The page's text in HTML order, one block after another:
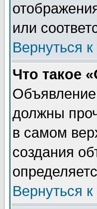
или
Вернуться
Что такое
должны
в самом
создания
Вернуться